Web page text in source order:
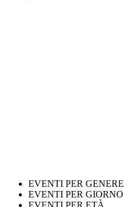
EVENTI PER GENERE
EVENTI PER GIORNO
EVENTI PER ETÀ